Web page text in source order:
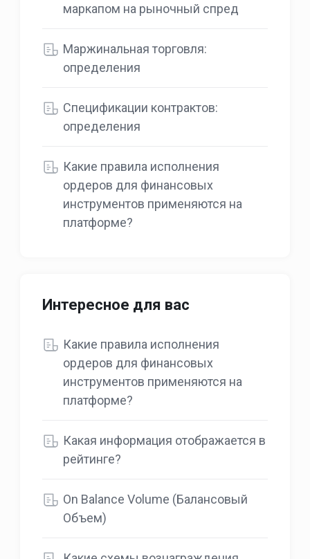
маркапом на рыночный спред
Маржинальная торговля:
определения
Спецификации контрактов:
определения
Какие правила исполнения
ордеров для финансовых
инструментов применяются на
платформе?
Интересное для вас
Какие правила исполнения
ордеров для финансовых
инструментов применяются на
платформе?
Какая информация отображается в
рейтинге?
On Balance Volume (Балансовый
Объем)